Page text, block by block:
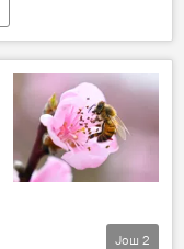
Још 2